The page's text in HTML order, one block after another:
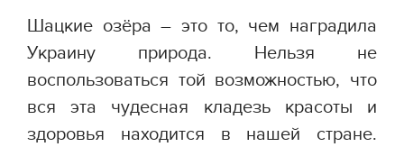
Шацкие озёра – это то, чем наградила
Украину природа. Нельзя не
воспользоваться той возможностью, что
вся эта чудесная кладезь красоты и
здоровья находится в нашей стране.